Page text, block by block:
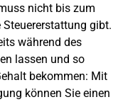
nicht bis zum
Steuererstattung gibt.
während des
lassen und so
bekommen: Mit
können Sie einen